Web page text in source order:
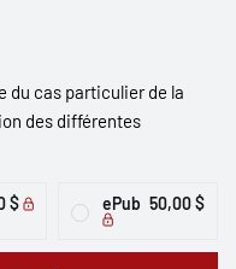
du cas particulier de la
des différentes
$ ePub 50,00 $